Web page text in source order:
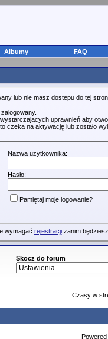
Albumy FAQ
lub nie masz dostepu do tej
uprawnień aby
czeka na aktywację lub zostało
Nazwa użytkownika:
Hasło:
Pamiętaj moje logowanie?
wymagać rejestracjizanim
Skocz do forum
Czasy w